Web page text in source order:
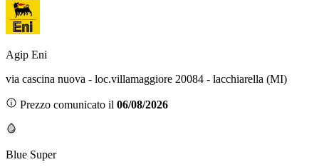
Agip Eni
via cascina nuova - loc.villamaggiore 20084 - lacchiarella (MI)
Prezzo comunicato il 06/08/2026
Blue Super